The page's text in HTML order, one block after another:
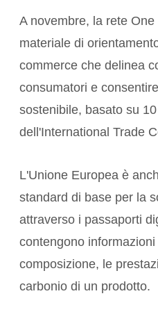
A novembre, la rete
materiale di
commerce che delinea
consumatori e
sostenibile, basato su
dell'International Trade
L'Unione Europea è
standard di base per la
attraverso i passaporti
contengono
composizione, le
carbonio di un prodotto.